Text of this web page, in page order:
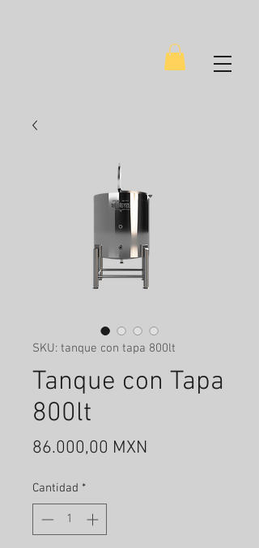
SKU: tanque con tapa 800lt
Tanque con Tapa
800lt
86.000,00 MXN
Cantidad *